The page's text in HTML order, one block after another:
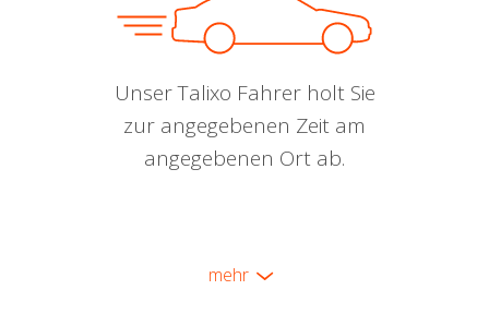
Unser Talixo Fahrer holt Sie
zur angegebenen Zeit am
angegebenen Ort ab.
mehr